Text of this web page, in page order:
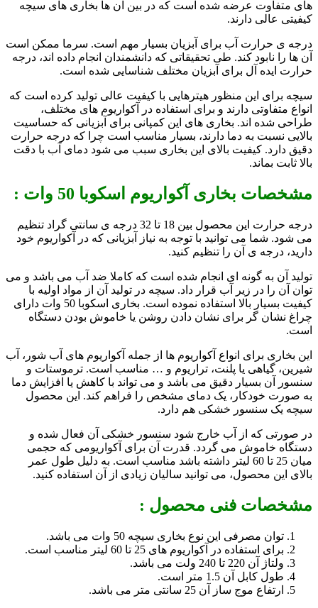
های متفاوت عرضه شده است که در بین آن ها بخاری های سیچه
کیفیتی عالی دارند.
درجه ی حرارت آب برای آبزیان بسیار مهم است. سرما ممکن است
آن ها را نابود کند. طی تحقیقاتی که دانشمندان انجام داده اند، درجه
حرارت ایده آل برای آبزیان مختلف شناسایی شده است.
سیچه برای این منظور هیترهایی با کیفیت عالی تولید کرده است که
انواع متفاوتی دارند و برای استفاده در آکواریوم های مختلف،
طراحی شده اند. بخاری های این کمپانی برای آبزیانی که حساسیت
بالایی نسبت به دما دارند، بسیار مناسب است چرا که درجه حرارت
دقیق دارد. کیفیت بالای این بخاری سبب می شود دمای آب با دقت
بالا ثابت بماند.
مشخصات بخاری آکواریوم اسکوبا 50 وات :
درجه حرارت این محصول بین 18 تا 32 درجه ی سانتی گراد تنظیم
می شود. شما می توانید با توجه به نیاز آبزیانی که در آکواریوم خود
دارید، درجه ی آن را تنظیم کنید.
تولید آن به گونه ای انجام شده است که کاملا ضد آب می باشد و می
توان آن را در زیر آب قرار داد. سیچه در تولید آن از مواد اولیه با
کیفیت بسیار بالا استفاده نموده است. بخاری اسکوبا 50 وات دارای
چراغ نشان گر برای نشان دادن روشن یا خاموش بودن دستگاه
است.
این بخاری برای انواع آکواریوم ها از جمله آکواریوم های آب شور، آب
شیرین، گیاهی یا پلنت، تراریوم و … مناسب است. ترموستات و
سنسور آن بسیار دقیق می باشد و می تواند با کاهش یا افزایش دما
به صورت خودکار، یک دمای مشخص را فراهم کند. این محصول
سیچه یک سنسور خشکی هم دارد.
در صورتی که از آب خارج شود سنسور خشکی آن فعال شده و
دستگاه خاموش می گردد. قدرت آن برای آکواریومی که حجمی
میان 25 تا 60 لیتر داشته باشد مناسب است. به دلیل طول عمر
بالای این محصول، می توانید سالیان زیادی از آن استفاده کنید.
مشخصات فنی محصول :
توان مصرفی این نوع بخاری سیچه 50 وات می باشد.
برای استفاده در آکواریوم های 25 تا 60 لیتر مناسب است.
ولتاژ آن 220 تا 240 ولت می باشد.
طول کابل آن 1.5 متر است.
ارتفاع موج ساز آن 25 سانتی متر می باشد.